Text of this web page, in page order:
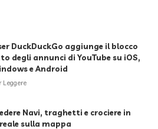
DuckDuckGo aggiunge il blocco
degli annunci di YouTube su iOS,
e Android
Navi, traghetti e crociere in
sulla mappa